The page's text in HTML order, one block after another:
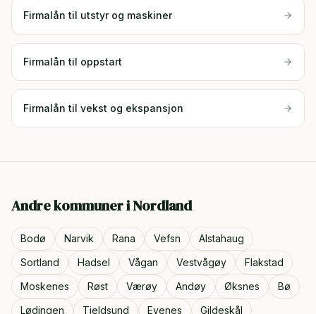
Firmalån til utstyr og maskiner
Firmalån til oppstart
Firmalån til vekst og ekspansjon
Andre kommuner iNordland
Bodø Narvik Rana Vefsn
Alstahaug
Sortland
Hadsel Vågan Vestvågøy
Flakstad
Moskenes
Røst Værøy Andøy Øksnes
Bø
Lødingen
Tjeldsund Evenes
Gildeskål